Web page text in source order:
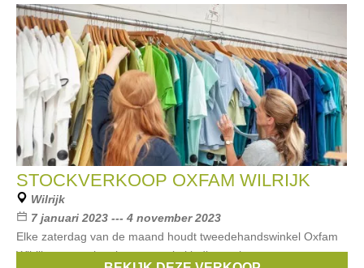
STOCKVERKOOP OXFAM WILRIJK
Wilrijk
7 januari 2023 --- 4 november 2023
Elke zaterdag van de maand houdt tweedehandswinkel Oxfam
Wilrijk een stockverkoop waar je kleding, schoenen,